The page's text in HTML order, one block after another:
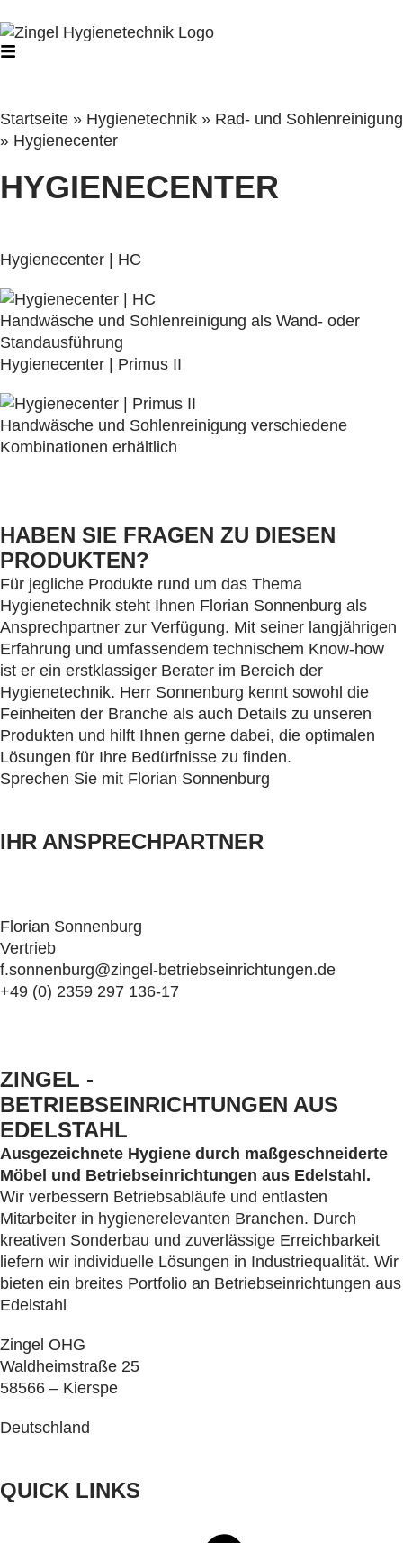
Startseite » Hygienetechnik » Rad- und Sohlenreinigung
» Hygienecenter
HYGIENECENTER
Hygienecenter | HC
Handwäsche und Sohlenreinigung als Wand- oder
Standausführung
Hygienecenter | Primus II
Handwäsche und Sohlenreinigung verschiedene
Kombinationen erhältlich
HABEN SIE FRAGEN ZU DIESEN
PRODUKTEN?
Für jegliche Produkte rund um das Thema
Hygienetechnik steht Ihnen Florian Sonnenburg als
Ansprechpartner zur Verfügung. Mit seiner langjährigen
Erfahrung und umfassendem technischem Know-how
ist er ein erstklassiger Berater im Bereich der
Hygienetechnik. Herr Sonnenburg kennt sowohl die
Feinheiten der Branche als auch Details zu unseren
Produkten und hilft Ihnen gerne dabei, die optimalen
Lösungen für Ihre Bedürfnisse zu finden.
Sprechen Sie mit Florian Sonnenburg
IHR ANSPRECHPARTNER
Florian Sonnenburg
Vertrieb
f.sonnenburg@zingel-betriebseinrichtungen.de
+49 (0) 2359 297 136-17
ZINGEL -
BETRIEBSEINRICHTUNGEN AUS
EDELSTAHL
Ausgezeichnete Hygiene durch maßgeschneiderte
Möbel und Betriebseinrichtungen aus Edelstahl.
Wir verbessern Betriebsabläufe und entlasten
Mitarbeiter in hygienerelevanten Branchen. Durch
kreativen Sonderbau und zuverlässige Erreichbarkeit
liefern wir individuelle Lösungen in Industriequalität. Wir
bieten ein breites Portfolio an Betriebseinrichtungen aus
Edelstahl
Zingel OHG
Waldheimstraße 25
58566 – Kierspe
Deutschland
QUICK LINKS